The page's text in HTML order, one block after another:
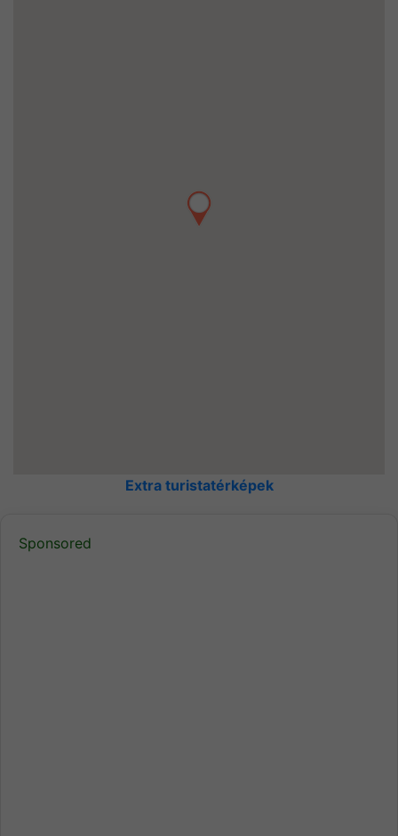
Extra turistatérképek
Sponsored